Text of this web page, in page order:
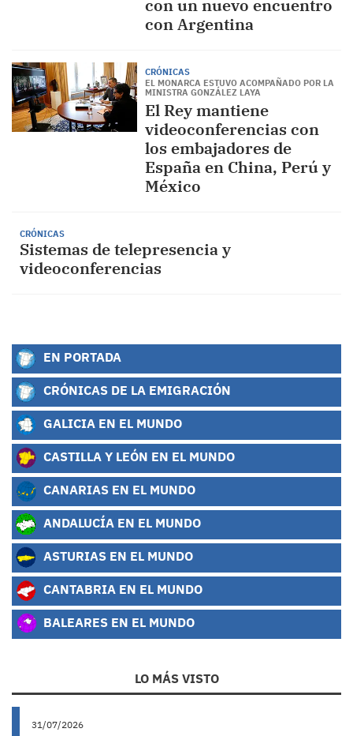
con un nuevo encuentro
con Argentina
CRÓNICAS
EL MONARCA ESTUVO ACOMPAÑADO POR LA
MINISTRA GONZÁLEZ LAYA
El Rey mantiene
videoconferencias con
los embajadores de
España en China, Perú y
México
CRÓNICAS
Sistemas de telepresencia y
videoconferencias
EN PORTADA
CRÓNICAS DE LA EMIGRACIÓN
GALICIA EN EL MUNDO
CASTILLA Y LEÓN EN EL MUNDO
CANARIAS EN EL MUNDO
ANDALUCÍA EN EL MUNDO
ASTURIAS EN EL MUNDO
CANTABRIA EN EL MUNDO
BALEARES EN EL MUNDO
LO MÁS VISTO
31/07/2026